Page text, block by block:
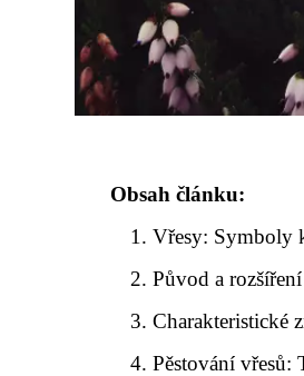
Obsah článku:
Vřesy: Symboly
Původ a
Charakteristické
Pěstování vřesů: